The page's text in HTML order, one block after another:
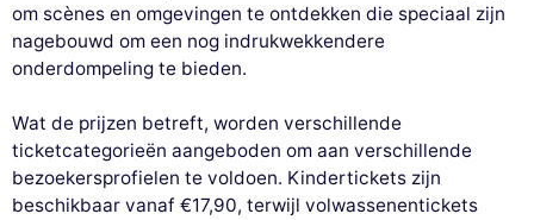
om scènes en omgevingen te ontdekken die speciaal zijn
nagebouwd om een nog indrukwekkendere
onderdompeling te bieden.
Wat de prijzen betreft, worden verschillende
ticketcategorieën aangeboden om aan verschillende
bezoekersprofielen te voldoen. Kindertickets zijn
beschikbaar vanaf €17,90, terwijl volwassenentickets